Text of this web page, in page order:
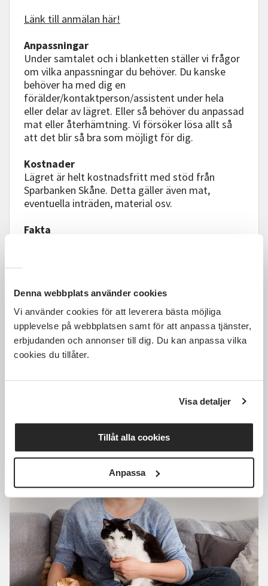
Denna webbplats använder cookies
Vi använder cookies för att leverera bästa möjliga
upplevelse på webbplatsen samt för att anpassa tjänster,
erbjudanden och annonser till dig. Du kan anpassa vilka
cookies du tillåter.
Visa detaljer
Tillåt alla cookies
Anpassa
Länk till anmälan här!
Anpassningar
Under samtalet och i blanketten ställer vi frågor
om vilka anpassningar du behöver. Du kanske
behöver ha med dig en
förälder/kontaktperson/assistent under hela
eller delar av lägret. Eller så behöver du anpassad
mat eller återhämtning. Vi försöker lösa allt så
att det blir så bra som möjligt för dig.
Kostnader
Lägret är helt kostnadsfritt med stöd från
Sparbanken Skåne. Detta gäller även mat,
eventuella inträden, material osv.
Fakta
syndrom/Högfungerande autism/Autism nivå 1
Kostar: 0kr
Frågor: lisa.formare@sv.se 0707341184